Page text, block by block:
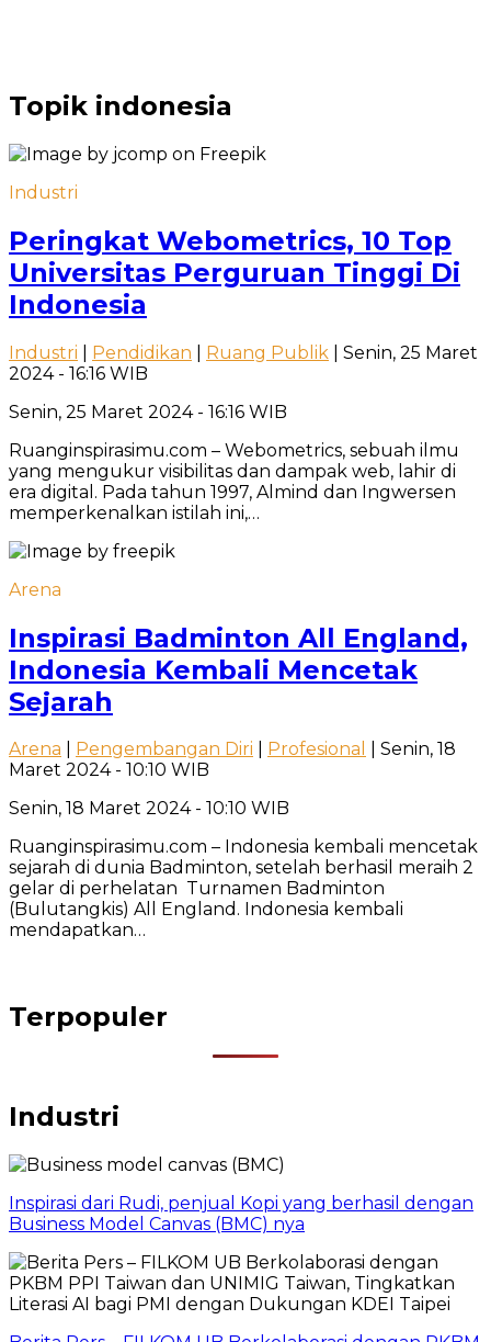
Topik indonesia
Industri
Peringkat Webometrics, 10 Top
Universitas Perguruan Tinggi Di
Indonesia
Industri Pendidikan Ruang Publik | Senin, 25 Maret
2024 - 16:16 WIB
Senin, 25 Maret 2024 - 16:16 WIB
Ruanginspirasimu.com – Webometrics, sebuah ilmu
yang mengukur visibilitas dan dampak web, lahir di
era digital. Pada tahun 1997, Almind dan Ingwersen
memperkenalkan istilah ini,…
Arena
Inspirasi Badminton All England,
Indonesia Kembali Mencetak
Sejarah
Arena Pengembangan Diri Profesional
| Senin, 18
Maret 2024 - 10:10 WIB
Senin, 18 Maret 2024 - 10:10 WIB
Ruanginspirasimu.com – Indonesia kembali mencetak
sejarah di dunia Badminton, setelah berhasil meraih 2
gelar di perhelatan Turnamen Badminton
(Bulutangkis) All England. Indonesia kembali
mendapatkan…
Terpopuler
Industri
Inspirasi dari Rudi, penjual Kopi yang berhasil dengan
Business Model Canvas (BMC) nya